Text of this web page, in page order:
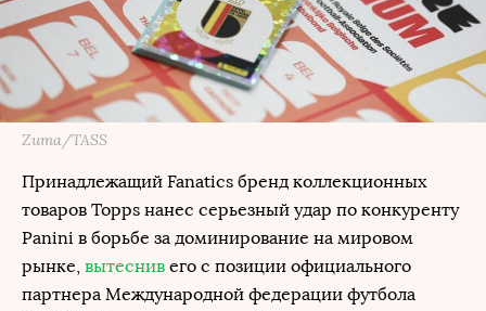
Zuma/TASS
Принадлежащий Fanatics бренд коллекционных
товаров Topps нанес серьезный удар по конкуренту
Panini в борьбе за доминирование на мировом
рынке, вытеснив его с позиции официального
партнера Международной федерации футбола